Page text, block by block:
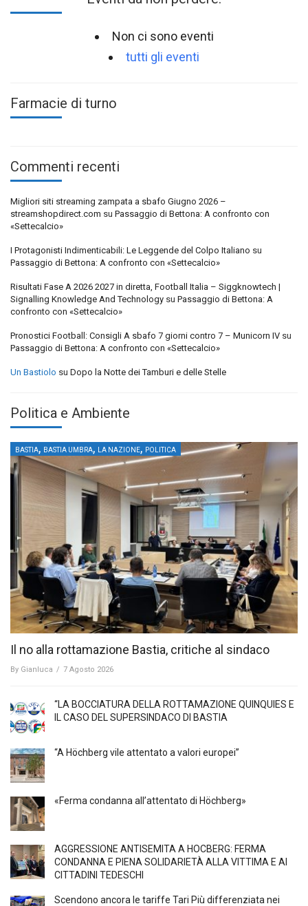
Non ci sono eventi
tutti gli eventi
Farmacie di turno
Commenti recenti
Migliori siti streaming zampata a sbafo Giugno 2026 –
streamshopdirect.com su Passaggio di Bettona: A confronto con
«Settecalcio»
I Protagonisti Indimenticabili: Le Leggende del Colpo Italiano su
Passaggio di Bettona: A confronto con «Settecalcio»
Risultati Fase A 2026 2027 in diretta, Football Italia – Siggknowtech |
Signalling Knowledge And Technology su Passaggio di Bettona: A
confronto con «Settecalcio»
Pronostici Football: Consigli A sbafo 7 giorni contro 7 – Municorn IV su
Passaggio di Bettona: A confronto con «Settecalcio»
Un Bastiolo su Dopo la Notte dei Tamburi e delle Stelle
Politica e Ambiente
BASTIA, BASTIA UMBRA, LA NAZIONE, POLITICA
Il no alla rottamazione Bastia, critiche al sindaco
By Gianluca / 7 Agosto 2026
“LA BOCCIATURA DELLA ROTTAMAZIONE QUINQUIES E
IL CASO DEL SUPERSINDACO DI BASTIA
“A Höchberg vile attentato a valori europei”
«Ferma condanna all’attentato di Höchberg»
AGGRESSIONE ANTISEMITA A HÖCBERG: FERMA
CONDANNA E PIENA SOLIDARIETÀ ALLA VITTIMA E AI
CITTADINI TEDESCHI
Scendono ancora le tariffe Tari Più differenziata nei